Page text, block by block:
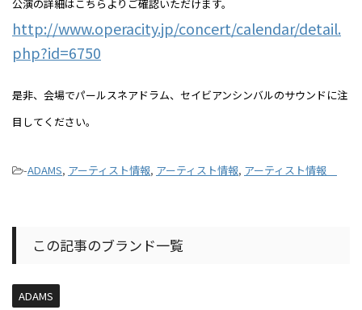
公演の詳細はこちらよりご確認いただけます。
http://www.operacity.jp/concert/calendar/detail.
php?id=6750
是非、会場でパールスネアドラム、セイビアンシンバルのサウンドに注
目してください。
-ADAMS, アーティスト情報, アーティスト情報, アーティスト情報
この記事のブランド一覧
ADAMS